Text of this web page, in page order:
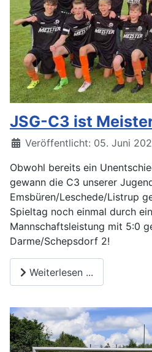
JSG-C3 ist
Veröffentlicht: 05. Juni
Obwohl bereits ein
gewann die C3 unserer
Emsbüren/Leschede/Listrup
Spieltag noch einmal durch
Mannschaftsleistung mit 5:0
Darme/Schepsdorf 2!
Weiterlesen ...